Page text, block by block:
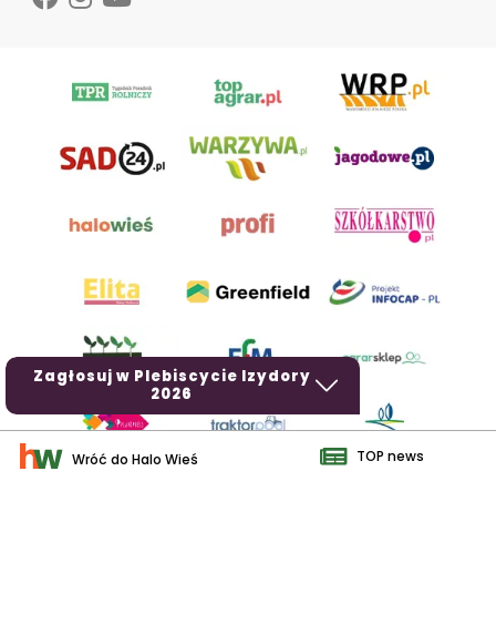
Zagłosuj w Plebiscycie Izydory
2026
Wróć do Halo Wieś TOP news